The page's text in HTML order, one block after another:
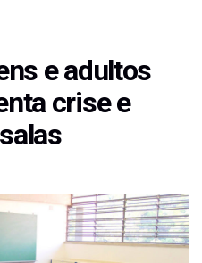
e adultos
crise e